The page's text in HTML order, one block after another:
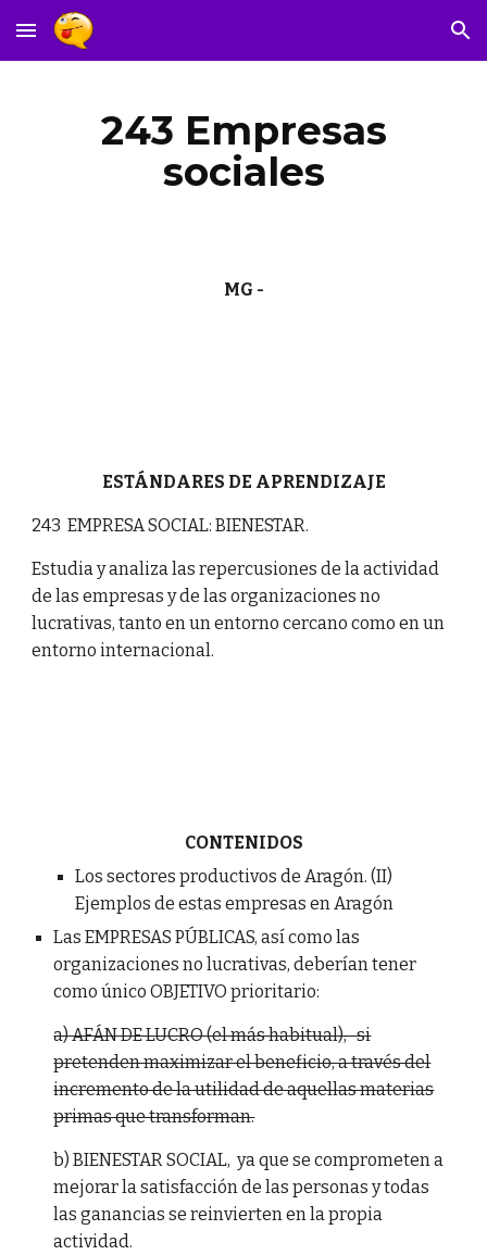
Skip to main content Skip to navigation
243 Empresas
sociales
MG -
ESTÁNDARES DE APRENDIZAJE
243 EMPRESA SOCIAL: BIENESTAR.
Estudia y analiza las repercusiones de la actividad
de las empresas y de las organizaciones no
lucrativas, tanto en un entorno cercano como en un
entorno internacional.
CONTENIDOS
Los sectores productivos de Aragón. (II)
Ejemplos de estas empresas en Aragón
Las EMPRESAS PÚBLICAS, así como las
organizaciones no lucrativas, deberían tener
como único OBJETIVO prioritario:
a) AFÁN DE LUCRO (el más habitual), si
pretenden maximizar el beneficio, a través del
incremento de la utilidad de aquellas materias
primas que transforman.
b) BIENESTAR SOCIAL, ya que se comprometen a
mejorar la satisfacción de las personas y todas
las ganancias se reinvierten en la propia
actividad.